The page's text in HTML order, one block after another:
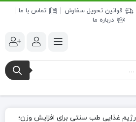
قوانین تحویل سفارش
تماس با ما
درباره ما
رژیم غذایی طب سنتی برای افزایش وزن؛